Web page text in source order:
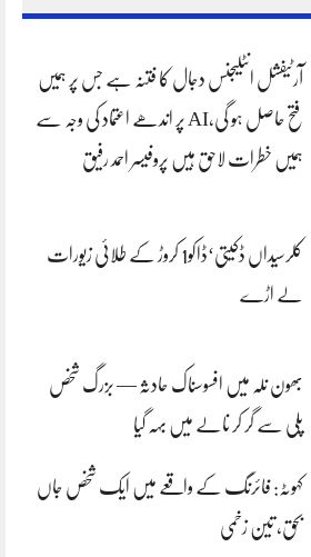
آرٹیفشل انٹلیجنس دجال کا فتنہ ہے جس پر ہمیں
فتح حاصل ہو گی،AI پر اندھے اعتماد کی وجہ سے
ہمیں خطرات لاحق ہیں پروفیسر احمد رفیق
کلرسیداں ڈکیتی‘ڈاکو1 کروڑ کے طلائی زیورات
لے اڑے
بھون نلہ میں افسوسناک حادثہ — بزرگ شخص
پلی سے گر کر نالے میں بہہ گیا
کہوٹہ: فائرنگ کے واقعے میں ایک شخص جاں
بحق، تین زخمی